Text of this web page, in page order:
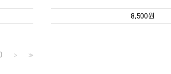
8,500원
> >>